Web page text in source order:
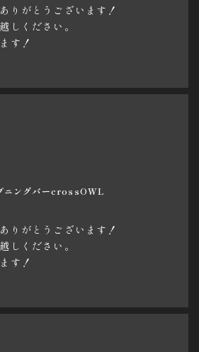
りがとうございます！
しください。
す！
ニングバーcrossOWL
りがとうございます！
しください。
す！